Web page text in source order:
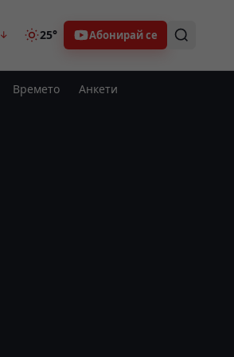
↓ 25° Абонирай се
Времето Анкети